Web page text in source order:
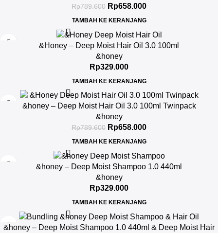
Rp789.600 Rp658.000
TAMBAH KE KERANJANG
&Honey – Deep Moist Hair Oil 3.0 100ml
&honey
Rp329.000
TAMBAH KE KERANJANG
&honey – Deep Moist Hair Oil 3.0 100ml Twinpack
&honey
Rp789.600 Rp658.000
TAMBAH KE KERANJANG
&honey – Deep Moist Shampoo 1.0 440ml
&honey
Rp329.000
TAMBAH KE KERANJANG
&honey – Deep Moist Shampoo 1.0 440ml & Deep Moist Hair